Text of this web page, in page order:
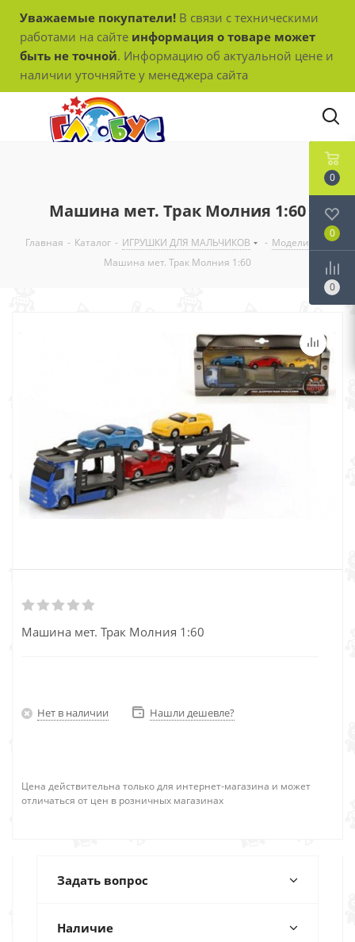
Уважаемые покупатели! В связи с техническими
работами на сайте информация о товаре может
быть не точной. Информацию об актуальной цене и
наличии уточняйте у менеджера сайта
Машина мет. Трак Молния 1:60
Главная - Каталог - ИГРУШКИ ДЛЯ МАЛЬЧИКОВ - Модели
-
Машина мет. Трак Молния 1:60
Машина мет. Трак Молния 1:60
Нет в наличии Нашли дешевле?
Цена действительна только для интернет-магазина и может
отличаться от цен в розничных магазинах
Задать вопрос
Наличие
0
0
0